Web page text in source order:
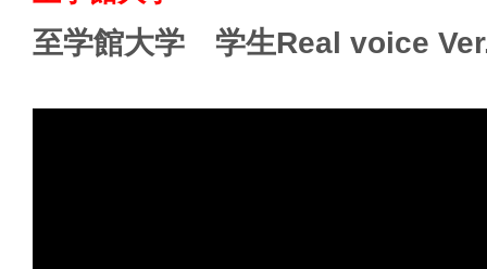
至学館大学 学生Real voice